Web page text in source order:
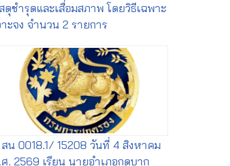
ดุชำรุดและเสื่อมสภาพ โดยวิธีเฉพาะ
าะจง จำนวน 2 รายการ
น 0018.1/ 15208 วันที่ 4 สิงหาคม
. 2569 เรียน นายอำเภอกุดบาก